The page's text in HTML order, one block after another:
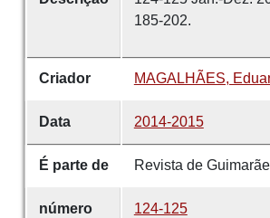
185-202.
Criador MAGALHÃES,
Data 2014-2015
É parte de Revista de
número 124-125